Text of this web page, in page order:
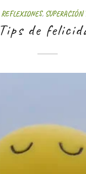
REFLEXIONES, SUPERACIÓN
Tips de